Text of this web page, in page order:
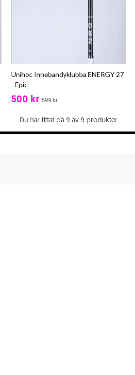
Unihoc Innebandyklubba ENERGY 27
- Epic
500 kr 599 kr
Du har tittat på 9 av 9 produkter